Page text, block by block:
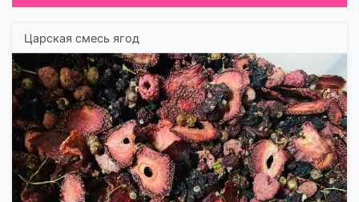
Царская смесь ягод